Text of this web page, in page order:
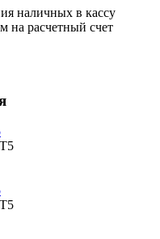
наличных в кассу
на расчетный счет